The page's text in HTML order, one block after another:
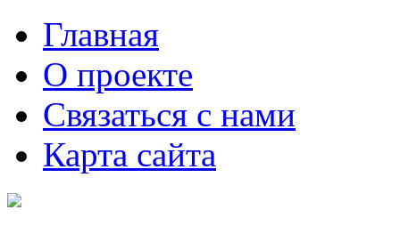
Главная
О проекте
Связаться с нами
Карта сайта